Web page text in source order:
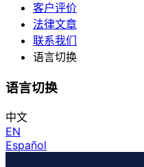
客户评价
法律文章
联系我们
语言切换
语言切换
中文
EN
Español